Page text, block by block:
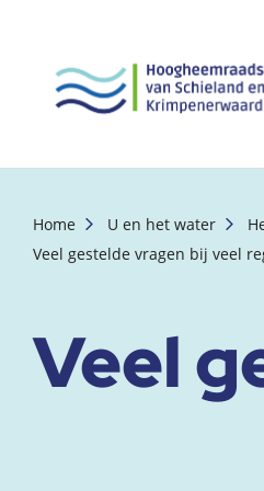
Home U en het water
Veel gestelde vragen bij veel
Veel